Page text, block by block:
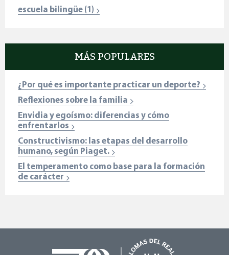
escuela bilingüe (1)
MÁS POPULARES
¿Por qué es importante practicar un deporte?
Reflexiones sobre la familia
Envidia y egoísmo: diferencias y cómo
enfrentarlos
Constructivismo: las etapas del desarrollo
humano, según Piaget.
El temperamento como base para la formación
de carácter